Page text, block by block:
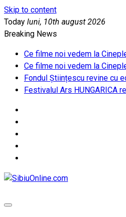
Skip to content
Today luni, 10th august 2026
Breaking News
Ce filme noi vedem la
Ce filme noi vedem la
Fondul Științescu revine cu
Festivalul Ars HUNGARICA